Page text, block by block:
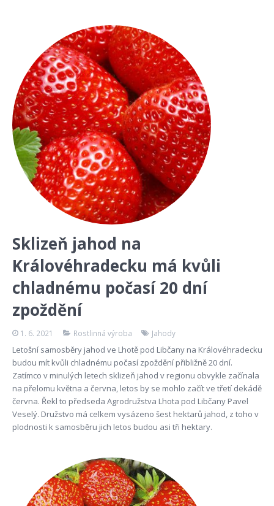
Sklizeň jahod na
Královéhradecku má kvůli
chladnému počasí 20 dní
zpoždění
1. 6. 2021 Rostlinná výroba Jahody
Letošní samosběry jahod ve Lhotě pod Libčany na Královéhradecku
budou mít kvůli chladnému počasí zpoždění přibližně 20 dní.
Zatímco v minulých letech sklizeň jahod v regionu obvykle začínala
na přelomu května a června, letos by se mohlo začít ve třetí dekádě
června. Řekl to předseda Agrodružstva Lhota pod Libčany Pavel
Veselý. Družstvo má celkem vysázeno šest hektarů jahod, z toho v
plodnosti k samosběru jich letos budou asi tři hektary.